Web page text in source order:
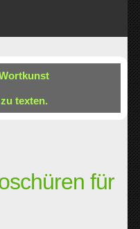
texten.
für